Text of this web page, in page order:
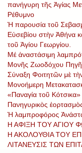
πανήγυρη τῆς Ἁγίας
Ρέθυμνο
Ἡ παρουσία τοῦ
Εὐσεβίου στὴν Ἀθήνα
τοῦ Ἁγίου Γεωργίου.
Μέ ἀναστάσιμη
Μονῆς Ζωοδόχου
Σύναξη Φοιτητῶν μὲ
Μονοήμερη
«Παναγία τοῦ Κότσικα»
Πανηγυρικὸς
Ἡ λαμπροφόρος
Η ΑΦΙΞΗ ΤΟΥ ΑΓΙΟΥ
Η ΑΚΟΛΟΥΘΙΑ ΤΟΥ
ΛΙΤΑΝΕΥΣΙΣ ΤΩΝ